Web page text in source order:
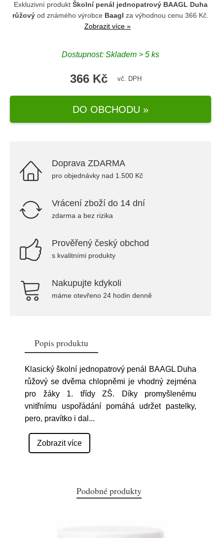
Exkluzivní produkt Školní penál jednopatrový BAAGL Duha
růžový od známého výrobce Baagl za výhodnou cenu 366 Kč.
Zobrazit více »
Dostupnost: Skladem > 5 ks
366 Kč vč. DPH
DO OBCHODU »
Doprava ZDARMA
pro objednávky nad 1.500 Kč
Vrácení zboží do 14 dní
zdarma a bez rizika
Prověřený český obchod
s kvalitními produkty
Nakupujte kdykoli
máme otevřeno 24 hodin denně
Popis produktu
Klasický školní jednopatrový penál BAAGL Duha
růžový se dvěma chlopněmi je vhodný zejména
pro žáky 1. třídy ZŠ. Díky promyšlenému
vnitřnímu uspořádání pomáhá udržet pastelky,
pero, pravítko i dal ...
Zobrazit více
Podobné produkty